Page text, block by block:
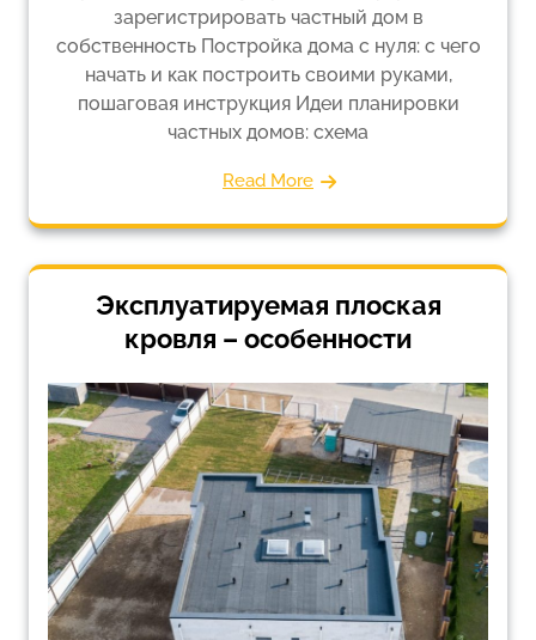
зарегистрировать частный дом в
собственность Постройка дома с нуля: с чего
начать и как построить своими руками,
пошаговая инструкция Идеи планировки
частных домов: схема
Read More
Эксплуатируемая плоская
кровля – особенности